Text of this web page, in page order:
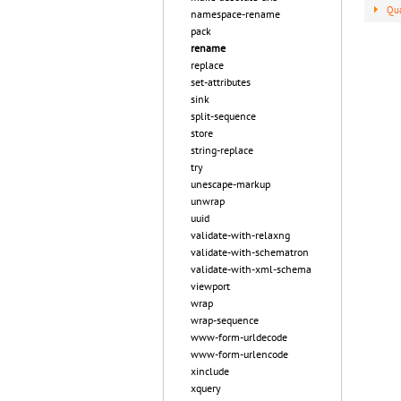
namespace-rename
pack
rename
replace
set-attributes
sink
split-sequence
store
string-replace
try
unescape-markup
unwrap
uuid
validate-with-relaxng
validate-with-schematron
validate-with-xml-schema
viewport
wrap
wrap-sequence
www-form-urldecode
www-form-urlencode
xinclude
xquery